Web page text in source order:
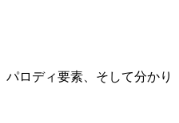
ロディ要素、そして分かり